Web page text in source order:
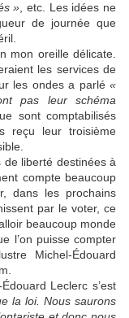
» , etc. Les idées ne
de journée que
mon oreille délicate.
les services de
les ondes a parlé «
pas leur schéma
sont comptabilisés
reçu leur troisième
liberté destinées à
compte beaucoup
dans les prochains
par le voter, ce
beaucoup monde
l’on puisse compter
Michel-Édouard
Leclerc s’est
la loi. Nous saurons